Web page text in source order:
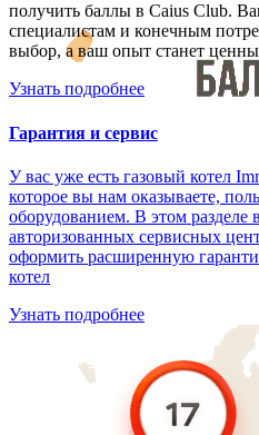
получить баллы в Caius Club.
специалистам и конечным
выбор, а ваш опыт станет ценны
Узнать подробнее
Гарантия и сервис
У вас уже есть газовый котел
которое вы нам оказываете,
оборудованием. В этом разделе
авторизованных сервисных
оформить расширенную
котел
Узнать подробнее